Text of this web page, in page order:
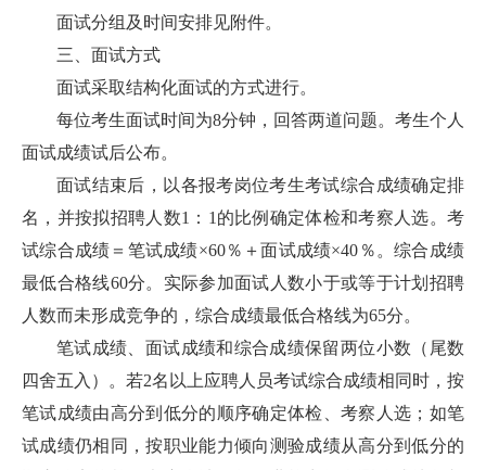
面试分组及时间安排见附件。
三、面试方式
面试采取结构化面试的方式进行。
每位考生面试时间为8分钟，回答两道问题。考生个人
面试成绩试后公布。
面试结束后，以各报考岗位考生考试综合成绩确定排
名，并按拟招聘人数1：1的比例确定体检和考察人选。考
试综合成绩＝笔试成绩×60％＋面试成绩×40％。综合成绩
最低合格线60分。实际参加面试人数小于或等于计划招聘
人数而未形成竞争的，综合成绩最低合格线为65分。
笔试成绩、面试成绩和综合成绩保留两位小数（尾数
四舍五入）。若2名以上应聘人员考试综合成绩相同时，按
笔试成绩由高分到低分的顺序确定体检、考察人选；如笔
试成绩仍相同，按职业能力倾向测验成绩从高分到低分的